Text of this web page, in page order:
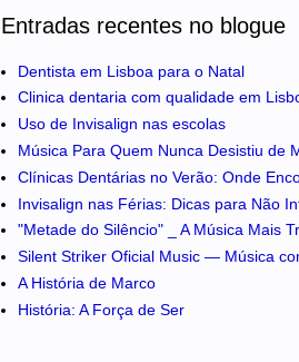
Entradas recentes no blogue
Dentista em Lisboa para o Natal
Clinica dentaria com qualidade em
Uso de Invisalign nas escolas
Música Para Quem Nunca Desistiu de
Clínicas Dentárias no Verão: Onde
Invisalign nas Férias: Dicas para Não
"Metade do Silêncio" _ A Música Mais
Silent Striker Oficial Music — Música
A História de Marco
História: A Força de Ser